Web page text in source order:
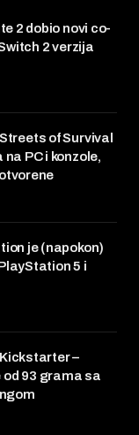
2 dobio novi co-
2 verzija
of Survival
PC i konzole,
je (napokon)
5 i
–
od 93 grama sa